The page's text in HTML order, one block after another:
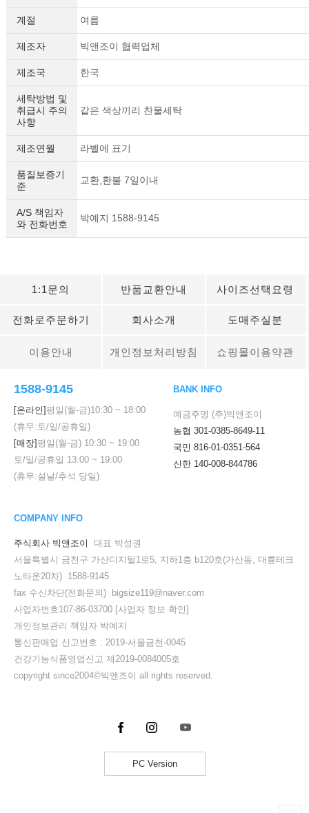
계절 여름
제조자 빅앤조이 협력업체
제조국 한국
세탁방법 및
취급시 주의
사항
같은 색상끼리 찬물세탁
제조연월 라벨에 표기
품질보증기
준
교환,환불 7일이내
A/S 책임자
와 전화번호
박예지 1588-9145
1:1문의 반품교환안내 사이즈선택요령
전화로주문하기 회사소개 도매주실분
이용안내 개인정보처리방침 쇼핑몰이용약관
1588-9145
[온라인] 평일(월-금)10:30 ~ 18:00
(휴무:토/일/공휴일)
[매장] 평일(월-금) 10:30 ~ 19:00
토/일/공휴일 13:00 ~ 19:00
(휴무:설날/추석 당일)
BANK INFO
예금주명 (주)빅앤조이
농협 301-0385-8649-11
국민 816-01-0351-564
신한 140-008-844786
COMPANY INFO
주식회사 빅앤조이
대표 박성권
서울특별시 금천구 가산디지털1로5, 지하1층 b120호(가산동, 대륭테크
노타운20차) 1588-9145
fax 수신차단(전화문의) bigsize119@naver.com
사업자번호107-86-03700 [사업자 정보 확인]
개인정보관리 책임자 박예지
통신판매업 신고번호 : 2019-서울금천-0045
건강기능식품영업신고 제2019-0084005호
copyright since2004©빅앤조이 all rights reserved.
PC Version